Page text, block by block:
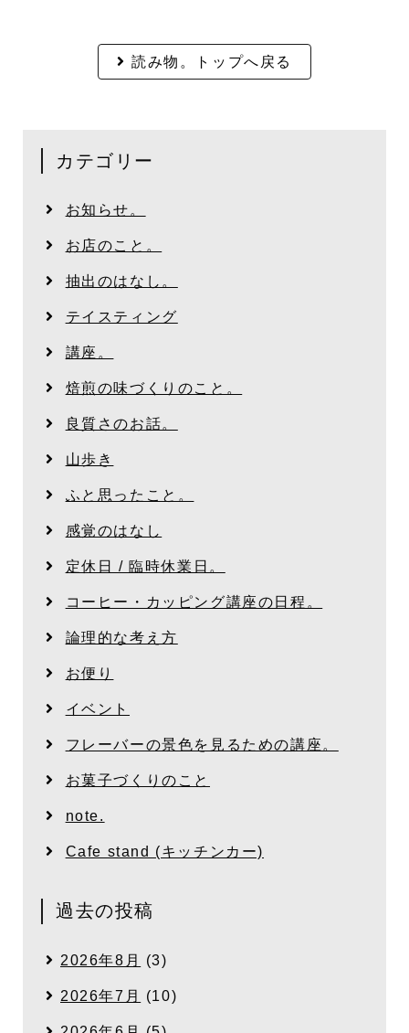
読み物。トップへ戻る
カテゴリー
お知らせ。
お店のこと。
抽出のはなし。
テイスティング
講座。
焙煎の味づくりのこと。
良質さのお話。
山歩き
ふと思ったこと。
感覚のはなし
定休日 / 臨時休業日。
コーヒー・カッピング講座の日程。
論理的な考え方
お便り
イベント
フレーバーの景色を見るための講座。
お菓子づくりのこと
note.
Cafe stand (キッチンカー)
過去の投稿
2026年8月 (3)
2026年7月 (10)